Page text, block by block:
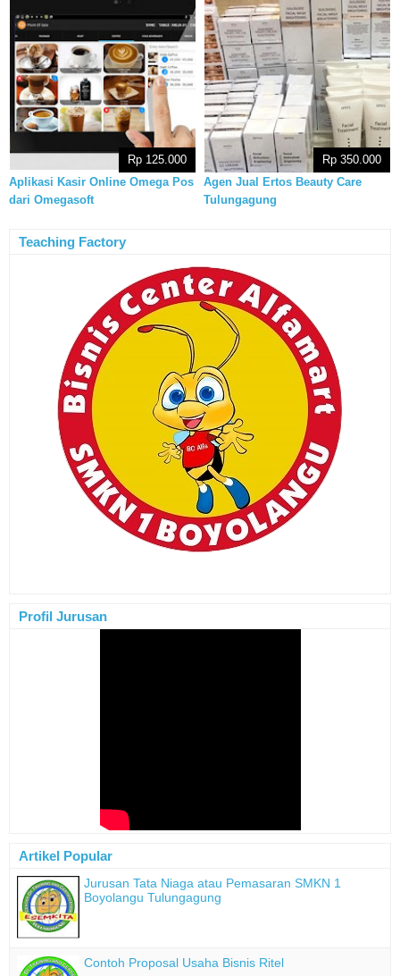
Aplikasi Kasir Online Omega Pos
dari Omegasoft
Rp 125.000
Agen Jual Ertos Beauty Care
Tulungagung
Rp 350.000
Teaching Factory
Profil Jurusan
Artikel Popular
Jurusan Tata Niaga atau Pemasaran SMKN 1
Boyolangu Tulungagung
Contoh Proposal Usaha Bisnis Ritel